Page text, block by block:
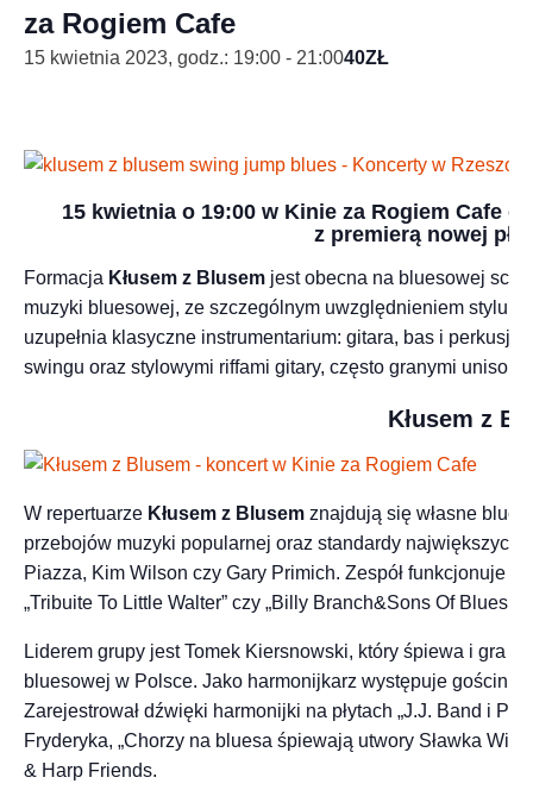
za Rogiem Cafe
15 kwietnia 2023, godz.: 19:00 - 21:0040ZŁ
15 kwietnia o 19:00 w Kinie za Rogiem Cafe
z premierą nowej
Formacja Kłusem z Blusem jest obecna na bluesowej
muzyki bluesowej, ze szczególnym uwzględnieniem stylu
uzupełnia klasyczne instrumentarium: gitara, bas i
swingu oraz stylowymi riffami gitary, często granymi
Kłusem z
W repertuarze Kłusem z Blusem znajdują się własne
przebojów muzyki popularnej oraz standardy
Piazza, Kim Wilson czy Gary Primich. Zespół funkcjonuje
„Tribuite To Little Walter” czy „Billy Branch&Sons Of Blues
Liderem grupy jest Tomek Kiersnowski, który śpiewa i gra
bluesowej w Polsce. Jako harmonijkarz występuje
Zarejestrował dźwięki harmonijki na płytach „J.J. Band i
Fryderyka, „Chorzy na bluesa śpiewają utwory Sławka
& Harp Friends.